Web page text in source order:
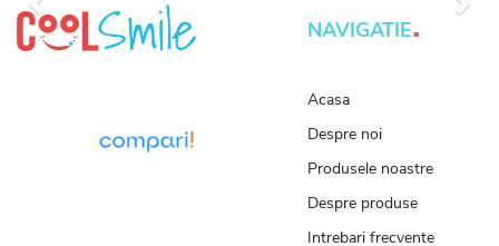
Anterior NAVIGATIE.
Acasa
Despre noi
Produsele noastre
Despre produse
Intrebari frecvente